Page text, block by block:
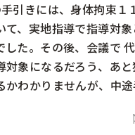
引きには、身体拘束１
、実地指導で指導対
た。その後、会議で
象になるだろう、あ
わかりませんが、中途